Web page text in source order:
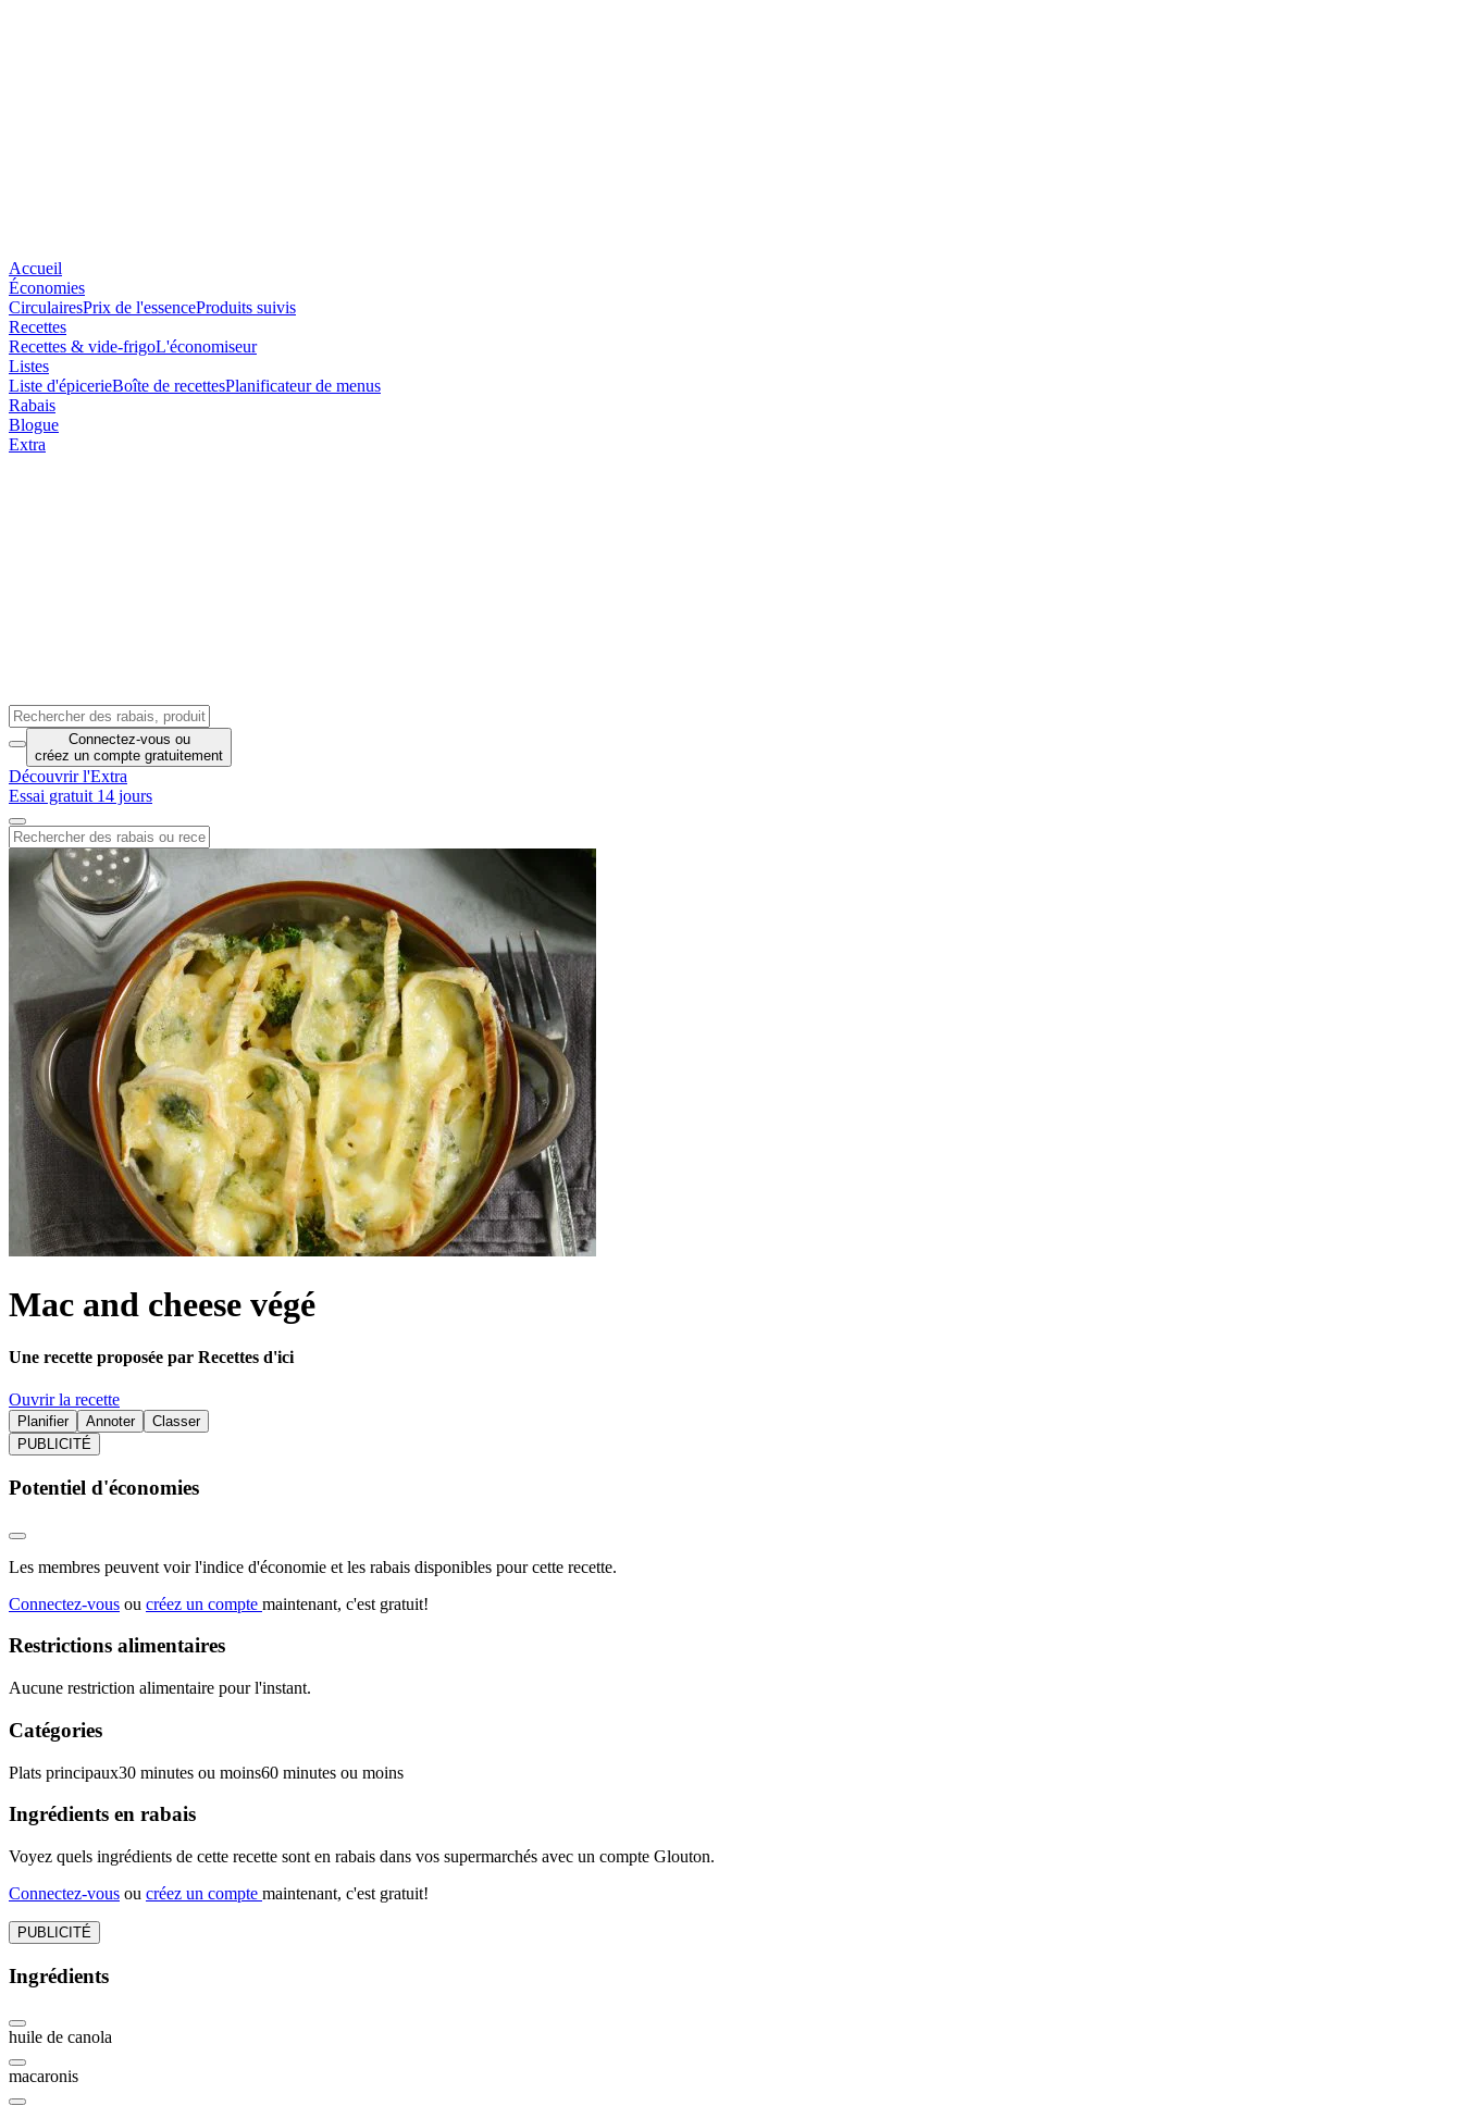
Accueil
Économies
CirculairesPrix de l'essenceProduits suivis
Recettes
Recettes & vide-frigoL'économiseur
Listes
Liste d'épicerieBoîte de recettesPlanificateur de menus
Rabais
Blogue
Extra
Connectez-vous ou
créez un compte gratuitement
Découvrir l'Extra
Essai gratuit 14 jours
Mac and cheese végé
Une recette proposée par Recettes d'ici
Ouvrir la recette
Planifier Annoter
Classer
PUBLICITÉ
Potentiel d'économies
Les membres peuvent voir l'indice d'économie et les rabais disponibles pour cette recette.
Connectez-vous ou créez un compte maintenant, c'est gratuit!
Restrictions alimentaires
Aucune restriction alimentaire pour l'instant.
Catégories
Plats principaux30 minutes ou moins60 minutes ou moins
Ingrédients en rabais
Voyez quels ingrédients de cette recette sont en rabais dans vos supermarchés avec un compte Glouton.
Connectez-vous ou créez un compte maintenant, c'est gratuit!
PUBLICITÉ
Ingrédients
huile de canola
macaronis